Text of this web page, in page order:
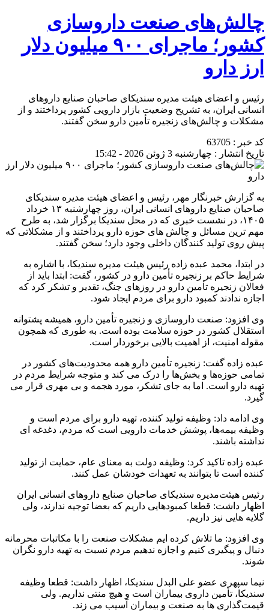
چالش‌های صنعت داروسازی
کشور؛ ماجرای ۹۰۰ میلیون دلار
ارز دارو
رئیس و اعضای هیئت مدیره سندیکای صاحبان صنایع داروهای
انسانی ایران، به تشریح وضعیت بازار دارویی کشور پرداختند و از
مشکلات و چالش‌های زنجیره تأمین دارو سخن گفتند.
کد خبر : 63705
تاریخ انتشار : چهارشنبه 3 ژوئن 2026 - 15:42
به گزارش خبرنگار مهر، رئیس و اعضای هیئت مدیره سندیکای
صاحبان صنایع داروهای انسانی ایران، روز چهارشنبه ۱۳ خرداد
۱۴۰۵، در نشست خبری که در محل سندیکا برگزار شد، به طرح
مهم ترین مسائل و چالش های حوزه دارو پرداختند و از مشکلاتی که
پیش روی تولید کنندگان داخلی وجود دارد؛ سخن گفتند.
در ابتدا، محمد عبده زاده رئیس هیئت مدیره سندیکا، با اشاره به
شرایط حاکم بر زنجیره تأمین دارو در کشور، گفت: ابتدا باید از
فعالان زنجیره تأمین دارو در روزهای جنگ، تقدیر و تشکر کرد که
اجازه ندادند کمبود دارو برای مردم ایجاد شود.
وی افزود: صنعت داروسازی و زنجیره تأمین دارو، همیشه پشتوانه
استقلال کشور در حوزه سلامت بوده است. به طوری که همچون
مقوله امنیت، از اهمیت بالایی برخوردار است.
عبده زاده گفت: زنجیره تأمین دارو همه محدودیت‌های کشور در
تمامی حوزه‌ها و بخش‌ها را درک می کند و متوجه شرایط مردم در
تهیه دارو است. اما به جای تشکر، مورد هجمه و بی مهری قرار می
گیرد.
وی ادامه داد: وظیفه تولید کننده، تهیه دارو برای مردم است و
وظیفه بیمه‌ها، پوشش خدمات دارویی است که مردم، دغدغه ای
نداشته باشند.
عبده زاده تاکید کرد: وظیفه دولت به معنای عام، حمایت از تولید
کننده است تا بتوانند به تعهدات خودشان عمل کنند.
رئیس هیئت‌مدیره سندیکای صاحبان صنایع داروهای انسانی ایران
اظهار داشت: قطعا کمبودهایی داریم که بعضا توجیه ندارند، ولی
گلایه هایی نیز داریم.
وی افزود: ما تلاش کرده ایم مشکلات صنعت را با مکاتبات محرمانه
دنبال و پیگیری کنیم و اجازه ندهیم مردم نسبت به تهیه دارو نگران
شوند.
نیما سپهری عضو علی البدل سندیکا، اظهار داشت: قطعا وظیفه
سندیکا، تأمین داروی بیماران است و هیچ منتی نداریم. ولی
قیمت‌گذاری ها به صنعت و بیماران آسیب می زند.